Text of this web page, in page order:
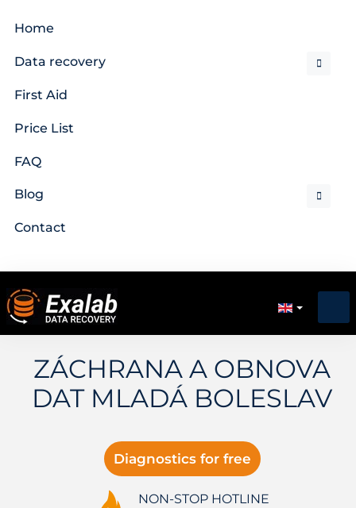
Home
Data recovery
First Aid
Price List
FAQ
Blog
Contact
ZÁCHRANA A OBNOVA
DAT MLADÁ BOLESLAV
Diagnostics for free
NON-STOP HOTLINE